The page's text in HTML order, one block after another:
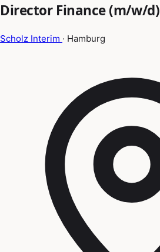
Director Finance (m/w/d)
Scholz Interim · Hamburg